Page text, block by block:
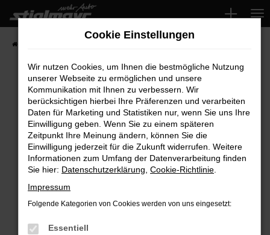
Zum
Hauptinhalt
springen
Fehler: Network Error
Beim Laden ist ein Fehler aufgetreten.
Hier sind ein paar Tipps, die dir helfen können:
Überprüfe deine Firewall und deine
Internetverbindung.
Laden andere Webseiten, zum Beispiel deine
Manche Erweiterungen, wie Werbeblocker,
Cookie Einstellungen
Wir nutzen Cookies, um Ihnen die bestmögliche Nutzung
unserer Webseite zu ermöglichen und unsere
Kommunikation mit Ihnen zu verbessern. Wir
berücksichtigen hierbei Ihre Präferenzen und verarbeiten
Daten für Marketing und Statistiken nur, wenn Sie uns Ihre
Einwilligung geben. Wenn Sie zu einem späteren
Zeitpunkt Ihre Meinung ändern, können Sie die
Einwilligung jederzeit für die Zukunft widerrufen. Weitere
Informationen zum Umfang der Datenverarbeitung finden
Sie hier: Datenschutzerklärung Cookie-Richtlinie
Impressum
Folgende Kategorien von Cookies werden von uns eingesetzt:
Essentiell